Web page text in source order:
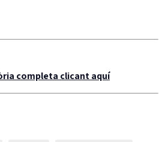
completa clicant aquí